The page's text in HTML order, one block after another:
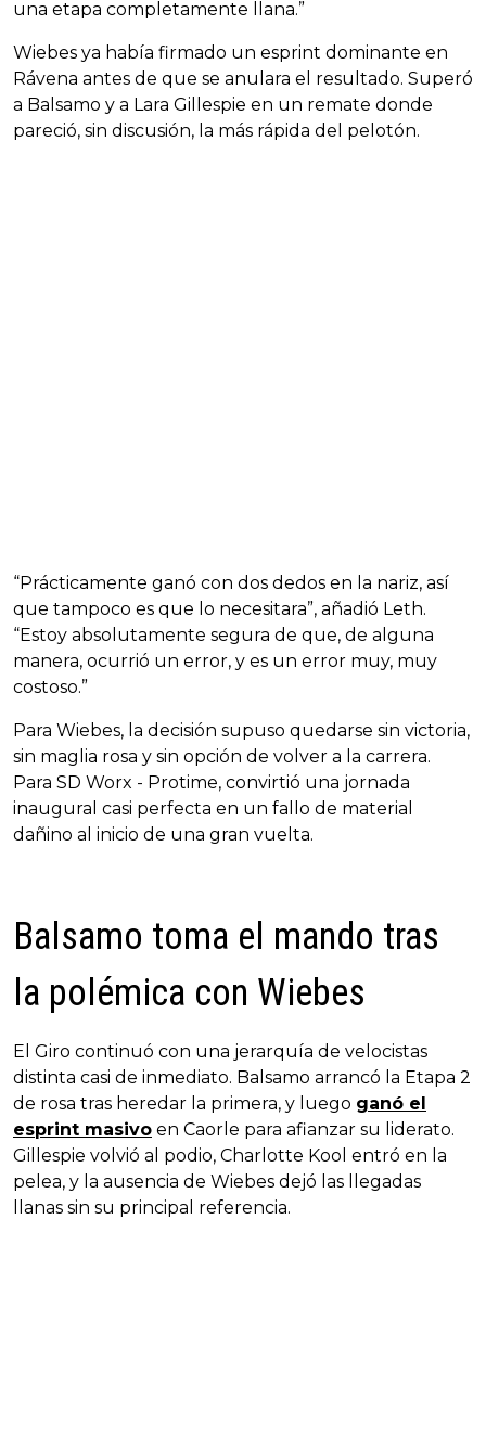
una etapa completamente llana.”
Wiebes ya había firmado un esprint dominante en
Rávena antes de que se anulara el resultado. Superó
a Balsamo y a Lara Gillespie en un remate donde
pareció, sin discusión, la más rápida del pelotón.
“Prácticamente ganó con dos dedos en la nariz, así
que tampoco es que lo necesitara”, añadió Leth.
“Estoy absolutamente segura de que, de alguna
manera, ocurrió un error, y es un error muy, muy
costoso.”
Para Wiebes, la decisión supuso quedarse sin victoria,
sin maglia rosa y sin opción de volver a la carrera.
Para SD Worx - Protime, convirtió una jornada
inaugural casi perfecta en un fallo de material
dañino al inicio de una gran vuelta.
Balsamo toma el mando tras
la polémica con Wiebes
El Giro continuó con una jerarquía de velocistas
distinta casi de inmediato. Balsamo arrancó la Etapa 2
de rosa tras heredar la primera, y luego ganó el
esprint masivo en Caorle para afianzar su liderato.
Gillespie volvió al podio, Charlotte Kool entró en la
pelea, y la ausencia de Wiebes dejó las llegadas
llanas sin su principal referencia.